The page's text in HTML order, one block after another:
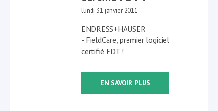
lundi 31 janvier 2011
ENDRESS+HAUSER
- FieldCare, premier logiciel
certifié FDT !
EN SAVOIR PLUS